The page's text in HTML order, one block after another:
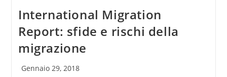
International Migration
Report: sfide e rischi della
migrazione
Articolo
Gennaio 29, 2018